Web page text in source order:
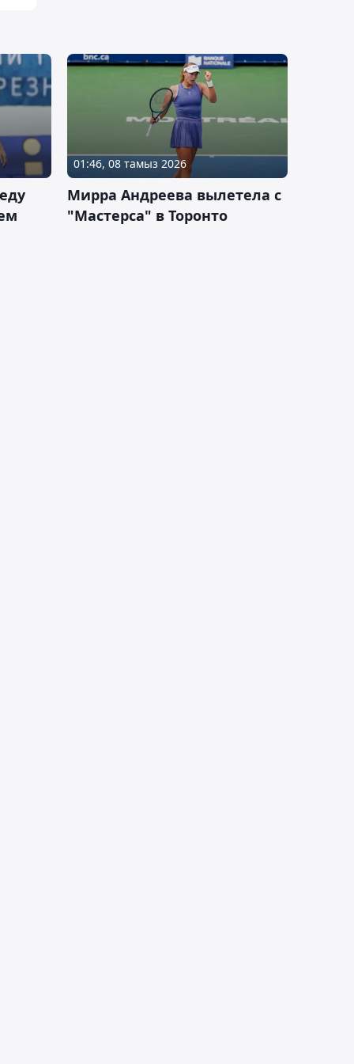
01:46, 08 тамыз 2026
Мирра Андреева вылетела с
"Мастерса" в Торонто